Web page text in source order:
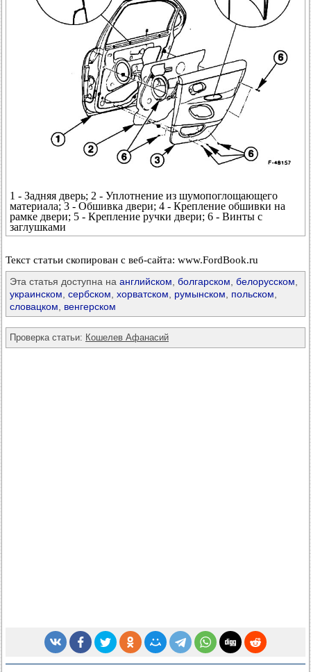
1 - Задняя дверь; 2 - Уплотнение из шумопоглощающего
материала; 3 - Обшивка двери; 4 - Крепление обшивки на
рамке двери; 5 - Крепление ручки двери; 6 - Винты с
заглушками
Текст статьи скопирован с веб-сайта: www.FordBook.ru
Эта статья доступна на английском, болгарском, белорусском,
украинском, сербском, хорватском, румынском, польском,
словацком, венгерском
Проверка статьи: Кошелев Афанасий